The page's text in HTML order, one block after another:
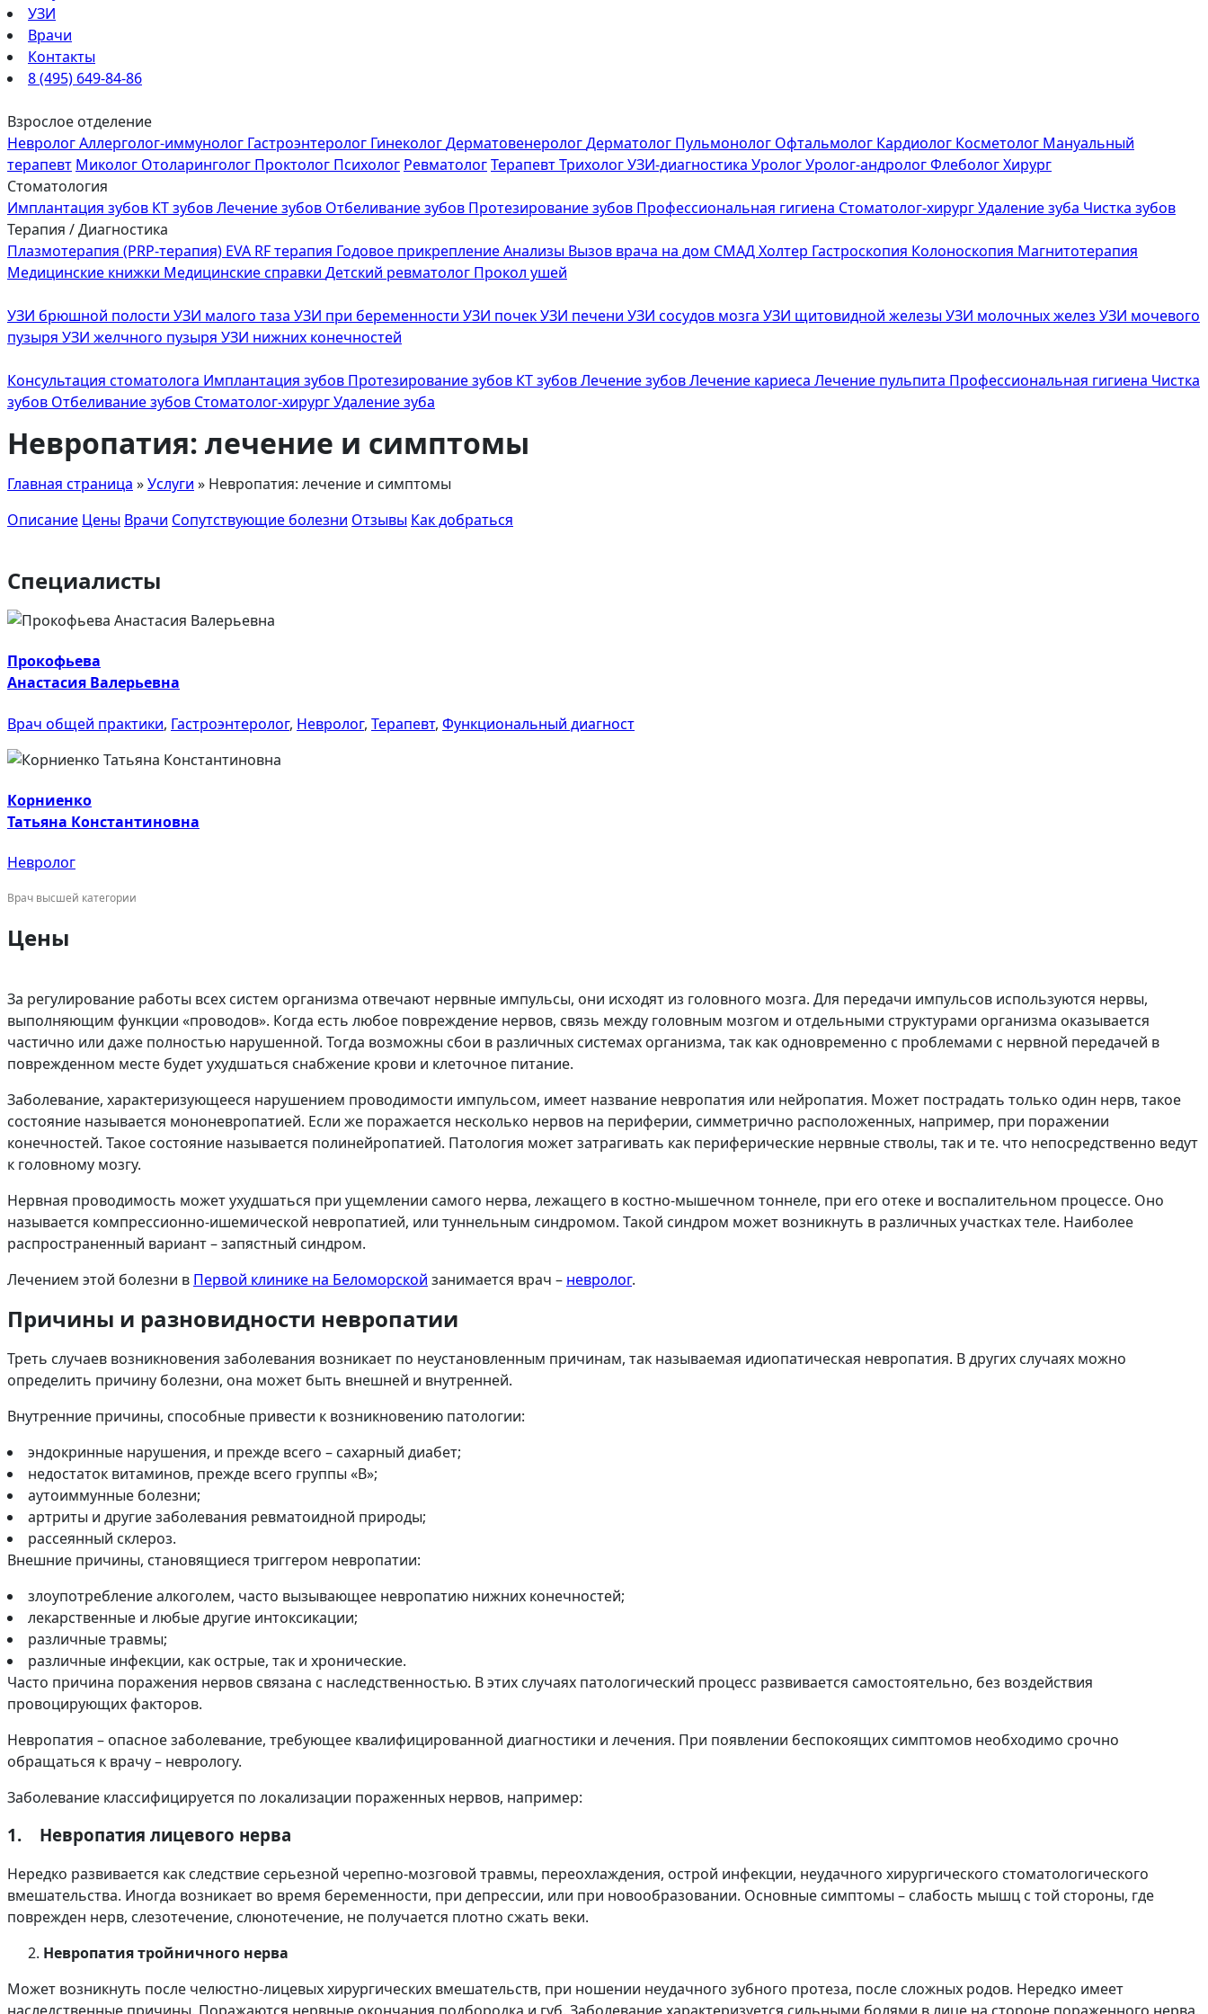
УЗИ
Врачи
Контакты
8 (495) 649-84-86
Взрослое отделение
НеврологАллерголог-иммунолог Гастроэнтеролог ГинекологДерматовенерологДерматолог Пульмонолог Офтальмолог Кардиолог Косметолог Мануальный
терапевт Миколог Отоларинголог Проктолог Психолог РевматологТерапевтТрихологУЗИ-диагностика УрологУролог-андрологФлебологХирург
Стоматология
Имплантация зубов КТ зубовЛечение зубов Отбеливание зубов Протезирование зубов Профессиональная гигиена Стоматолог-хирургУдаление зуба Чистка зубов
Терапия / Диагностика
Плазмотерапия (PRP-терапия) EVA RF терапия Годовое прикреплениеАнализы Вызов врача на дом СМАДХолтер Гастроскопия Колоноскопия Магнитотерапия
Медицинские книжки Медицинские справки Детский ревматолог Прокол ушей
УЗИ брюшной полости УЗИ малого таза УЗИ при беременности УЗИ почекУЗИ печени УЗИ сосудов мозга УЗИ щитовидной железыУЗИ молочных желез УЗИ мочевого
пузыря УЗИ желчного пузыря УЗИ нижних конечностей
Консультация стоматолога Имплантация зубов Протезирование зубов КТ зубовЛечение зубовЛечение кариеса Лечение пульпита Профессиональная гигиена Чистка
зубов Отбеливание зубов Стоматолог-хирургУдаление зуба
Невропатия: лечение и симптомы
Главная страница »Услуги » Невропатия: лечение и симптомы
Описание Цены Врачи Сопутствующие болезни Отзывы Как добраться
Специалисты
Прокофьева
Анастасия Валерьевна
Врач общей практики, Гастроэнтеролог, Невролог, Терапевт, Функциональный диагност
Корниенко
Татьяна Константиновна
Невролог
Врач высшей категории
Цены
За регулирование работы всех систем организма отвечают нервные импульсы, они исходят из головного мозга. Для передачи импульсов используются нервы,
выполняющим функции «проводов». Когда есть любое повреждение нервов, связь между головным мозгом и отдельными структурами организма оказывается
частично или даже полностью нарушенной. Тогда возможны сбои в различных системах организма, так как одновременно с проблемами с нервной передачей в
поврежденном месте будет ухудшаться снабжение крови и клеточное питание.
Заболевание, характеризующееся нарушением проводимости импульсом, имеет название невропатия или нейропатия. Может пострадать только один нерв, такое
состояние называется мононевропатией. Если же поражается несколько нервов на периферии, симметрично расположенных, например, при поражении
конечностей. Такое состояние называется полинейропатией. Патология может затрагивать как периферические нервные стволы, так и те. что непосредственно ведут
к головному мозгу.
Нервная проводимость может ухудшаться при ущемлении самого нерва, лежащего в костно-мышечном тоннеле, при его отеке и воспалительном процессе. Оно
называется компрессионно-ишемической невропатией, или туннельным синдромом. Такой синдром может возникнуть в различных участках теле. Наиболее
распространенный вариант – запястный синдром.
Лечением этой болезни в Первой клинике на Беломорской занимается врач – невролог.
Причины и разновидности невропатии
Треть случаев возникновения заболевания возникает по неустановленным причинам, так называемая идиопатическая невропатия. В других случаях можно
определить причину болезни, она может быть внешней и внутренней.
Внутренние причины, способные привести к возникновению патологии:
эндокринные нарушения, и прежде всего – сахарный диабет;
недостаток витаминов, прежде всего группы «В»;
аутоиммунные болезни;
артриты и другие заболевания ревматоидной природы;
рассеянный склероз.
Внешние причины, становящиеся триггером невропатии:
злоупотребление алкоголем, часто вызывающее невропатию нижних конечностей;
лекарственные и любые другие интоксикации;
различные травмы;
различные инфекции, как острые, так и хронические.
Часто причина поражения нервов связана с наследственностью. В этих случаях патологический процесс развивается самостоятельно, без воздействия
провоцирующих факторов.
Невропатия – опасное заболевание, требующее квалифицированной диагностики и лечения. При появлении беспокоящих симптомов необходимо срочно
обращаться к врачу – неврологу.
Заболевание классифицируется по локализации пораженных нервов, например:
1. Невропатия лицевого нерва
Нередко развивается как следствие серьезной черепно-мозговой травмы, переохлаждения, острой инфекции, неудачного хирургического стоматологического
вмешательства. Иногда возникает во время беременности, при депрессии, или при новообразовании. Основные симптомы – слабость мышц с той стороны, где
поврежден нерв, слезотечение, слюнотечение, не получается плотно сжать веки.
Невропатия тройничного нерва
Может возникнуть после челюстно-лицевых хирургических вмешательств, при ношении неудачного зубного протеза, после сложных родов. Нередко имеет